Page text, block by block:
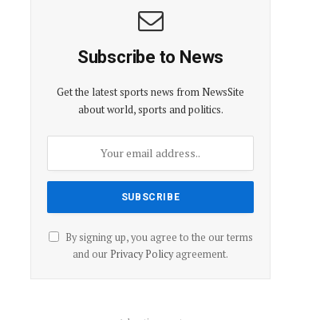
Subscribe to News
Get the latest sports news from NewsSite
about world, sports and politics.
By signing up, you agree to the our terms
and our Privacy Policyagreement.